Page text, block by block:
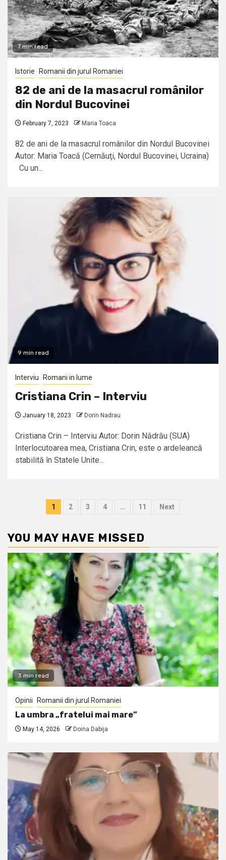
7 min read
Istorie Romanii din jurul Romaniei
82 de ani de la masacrul românilor
din Nordul Bucovinei
February 7, 2023 Maria Toaca
82 de ani de la masacrul românilor din Nordul Bucovinei
Autor: Maria Toacă (Cernăuţi, Nordul Bucovinei, Ucraina)
Cu un...
9 min read
Interviu Romani in lume
Cristiana Crin – Interviu
January 18, 2023 Dorin Nadrau
Cristiana Crin – Interviu Autor: Dorin Nădrău (SUA)
Interlocutoarea mea, Cristiana Crin, este o ardeleancă
stabilită în Statele Unite...
Posts
1 2 3 4 … 11 Next
YOU MAY HAVE MISSED
3 min read
Opinii Romanii din jurul Romaniei
La umbra „fratelui mai mare”
May 14, 2026 Doina Dabija